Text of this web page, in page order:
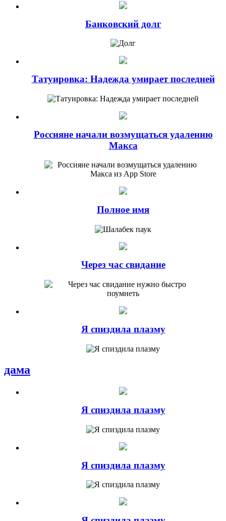
Банковский долг
Татуировка: Надежда умирает последней
Россияне начали возмущаться удалению
Макса
Полное имя
Через час свидание
Я спиздила плазму
дама
Я спиздила плазму
Я спиздила плазму